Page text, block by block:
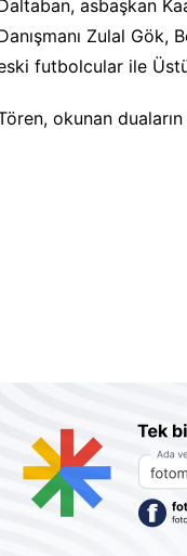
asbaşkan
Zulal Gök,
futbolcular ile
okunan